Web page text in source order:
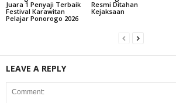
Juara 1 Penyaji Terbaik
Festival Karawitan
Pelajar Ponorogo 2026
Resmi Ditahan
Kejaksaan
LEAVE A REPLY